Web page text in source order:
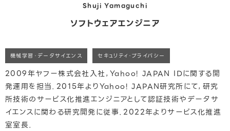
Shuji Yamaguchi
ソフトウェアエンジニア
機械学習・データサイエンス セキュリティ・プライバシー
2009年ヤフー株式会社入社，Yahoo! JAPAN IDに関する開
発運用を担当．2015年よりYahoo! JAPAN研究所にて，研究
所技術のサービス化推進エンジニアとして認証技術やデータサ
イエンスに関わる研究開発に従事．2022年よりサービス化推進
室室長．